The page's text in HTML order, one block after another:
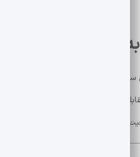
با سازوکارهای پولشویی بود که
بازار بیت کوین می توانید مروری در